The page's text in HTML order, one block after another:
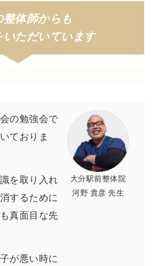
整体師からも
いただいています
の勉強会で
ておりま
を取り入れ
するために
真面目な先
が悪い時に
大分駅前整体院
河野 貴彦 先生